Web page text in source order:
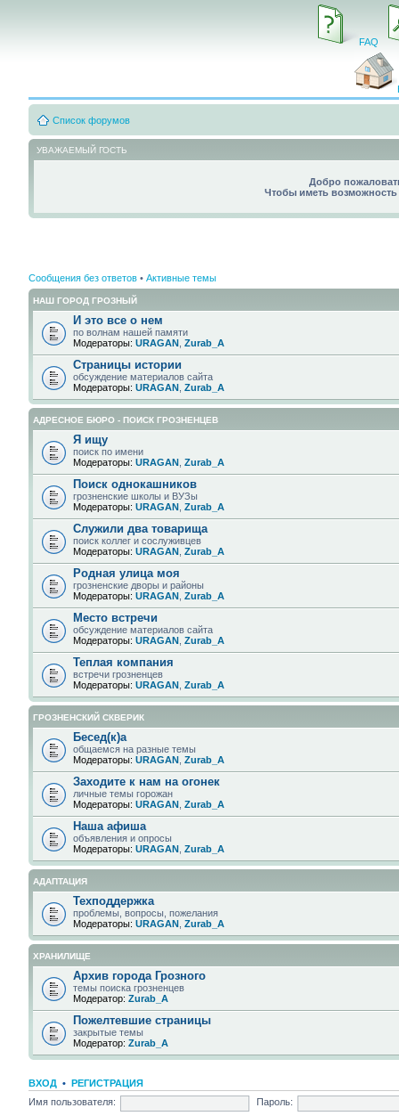
FAQ
Список форумов
УВАЖАЕМЫЙ ГОСТЬ
Добро
Чтобы иметь возможность
Сообщения без ответов • Активные темы
НАШ ГОРОД ГРОЗНЫЙ
И это все о нем
по волнам нашей памяти
Модераторы: URAGAN Zurab_A
Страницы истории
обсуждение материалов сайта
Модераторы: URAGAN Zurab_A
АДРЕСНОЕ БЮРО - ПОИСК ГРОЗНЕНЦЕВ
Я ищу
поиск по имени
Модераторы: URAGAN Zurab_A
Поиск однокашников
грозненские школы и ВУЗы
Модераторы: URAGAN Zurab_A
Служили два товарища
поиск коллег и сослуживцев
Модераторы: URAGAN Zurab_A
Родная улица моя
грозненские дворы и районы
Модераторы: URAGAN Zurab_A
Место встречи
обсуждение материалов сайта
Модераторы: URAGAN Zurab_A
Теплая компания
встречи грозненцев
Модераторы: URAGAN Zurab_A
ГРОЗНЕНСКИЙ СКВЕРИК
Бесед(к)а
общаемся на разные темы
Модераторы: URAGAN Zurab_A
Заходите к нам на огонек
личные темы горожан
Модераторы: URAGAN Zurab_A
Наша афиша
объявления и опросы
Модераторы: URAGAN Zurab_A
АДАПТАЦИЯ
Техподдержка
проблемы, вопросы, пожелания
Модераторы: URAGAN Zurab_A
ХРАНИЛИЩЕ
Архив города Грозного
темы поиска грозненцев
Модератор: Zurab_A
Пожелтевшие страницы
закрытые темы
Модератор: Zurab_A
ВХОД • РЕГИСТРАЦИЯ
Имя пользователя:
Пароль: